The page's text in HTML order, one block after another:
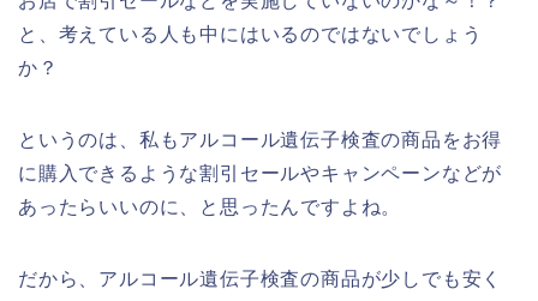
と、考えている人も中にはいるのではないでしょう
か？
というのは、私もアルコール遺伝子検査の商品をお得
に購入できるような割引セールやキャンペーンなどが
あったらいいのに、と思ったんですよね。
だから、アルコール遺伝子検査の商品が少しでも安く